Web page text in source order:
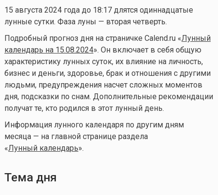
15 августа 2024 года до 18:17 длятся одиннадцатые
лунные сутки. Фаза луны — вторая четверть.
Подробный прогноз дня на страничке Calend.ru «Лунный
календарь на 15.08.2024». Он включает в себя общую
характеристику лунных суток, их влияние на личность,
бизнес и деньги, здоровье, брак и отношения с другими
людьми, предупреждения насчет сложных моментов
дня, подсказки по снам. Дополнительные рекомендации
получат те, кто родился в этот лунный день.
Информация лунного календаря по другим дням
месяца — на главной странице раздела
«Лунный календарь».
Тема дня